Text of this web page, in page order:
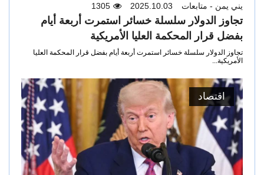
يني يمن - متابعات 2025.10.03
1305
تجاوز الدولار سلسلة خسائر استمرت أربعة أيام
بفضل قرار المحكمة العليا الأمريكية
تجاوز الدولار سلسلة خسائر استمرت أربعة أيام بفضل قرار المحكمة العليا
الأمريكية...
اقتصاد